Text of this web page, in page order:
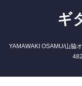
ギ
YAMAWAKI OSAMU/山